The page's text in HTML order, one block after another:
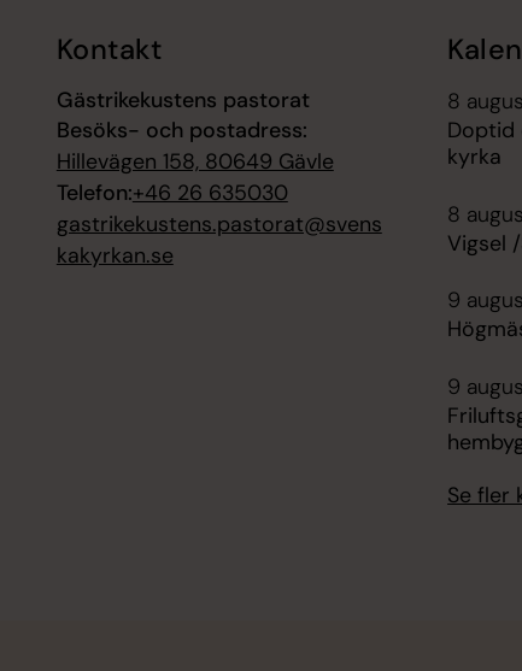
Kontakt
Gästrikekustens pastorat
Besöks- och postadress:
Hillevägen 158, 80649 Gävle
Telefon:+46 26 635030
gastrikekustens.pastorat@svens
kakyrkan.se
8
Doptid
kyrka
8
Vigsel
9
9
Se fler